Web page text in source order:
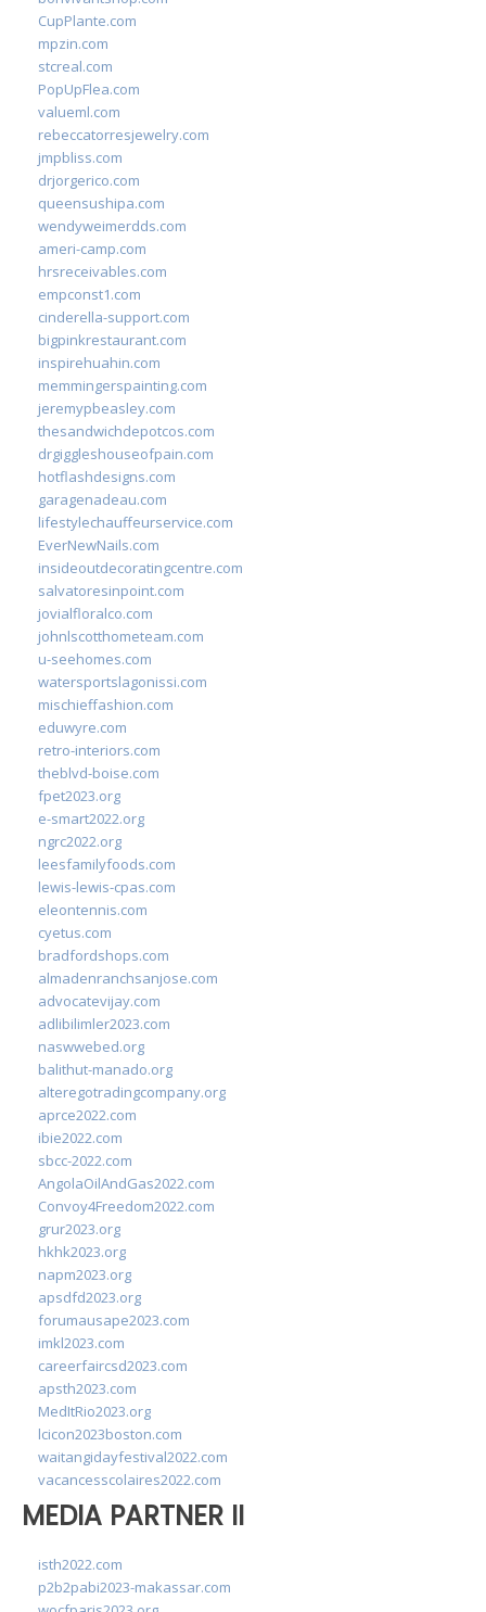
CupPlante.com
mpzin.com
stcreal.com
PopUpFlea.com
valueml.com
rebeccatorresjewelry.com
jmpbliss.com
drjorgerico.com
queensushipa.com
wendyweimerdds.com
ameri-camp.com
hrsreceivables.com
empconst1.com
cinderella-support.com
bigpinkrestaurant.com
inspirehuahin.com
memmingerspainting.com
jeremypbeasley.com
thesandwichdepotcos.com
drgiggleshouseofpain.com
hotflashdesigns.com
garagenadeau.com
lifestylechauffeurservice.com
EverNewNails.com
insideoutdecoratingcentre.com
salvatoresinpoint.com
jovialfloralco.com
johnlscotthometeam.com
u-seehomes.com
watersportslagonissi.com
mischieffashion.com
eduwyre.com
retro-interiors.com
theblvd-boise.com
fpet2023.org
e-smart2022.org
ngrc2022.org
leesfamilyfoods.com
lewis-lewis-cpas.com
eleontennis.com
cyetus.com
bradfordshops.com
almadenranchsanjose.com
advocatevijay.com
adlibilimler2023.com
naswwebed.org
balithut-manado.org
alteregotradingcompany.org
aprce2022.com
ibie2022.com
sbcc-2022.com
AngolaOilAndGas2022.com
Convoy4Freedom2022.com
grur2023.org
hkhk2023.org
napm2023.org
apsdfd2023.org
forumausape2023.com
imkl2023.com
careerfaircsd2023.com
apsth2023.com
MedItRio2023.org
lcicon2023boston.com
waitangidayfestival2022.com
vacancesscolaires2022.com
MEDIA PARTNER II
isth2022.com
p2b2pabi2023-makassar.com